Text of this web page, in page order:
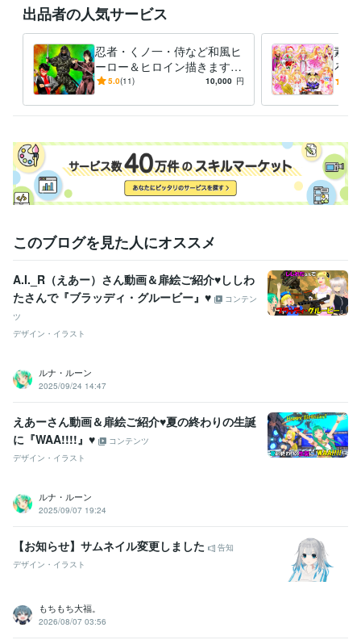
イラスト作成・漫画制作 イラスト　ロゴ　デザイン　動画　小説
ラスト　ロゴ　デザイン　動画　小説
アニメ コミック 特撮 ゲーム
出品者の人気サービス
忍者・くノ一・侍など和風ヒ
ーロー＆ヒロイン描きます
いかなるご指示でもイラスト
5.0(11) 10,000 円
素敵
ろな
ご希
このブログを見た人にオススメ
A.I._R（えあー）さん動画＆扉絵ご紹介♥ししわ
たさんで『ブラッディ・グルービー』♥
コンテン
ツ
デザイン・イラスト
ルナ・ルーン
2025/09/24 14:47
えあーさん動画＆扉絵ご紹介♥夏の終わりの生誕
に『WAA!!!!』♥
コンテンツ
デザイン・イラスト
ルナ・ルーン
2025/09/07 19:24
【お知らせ】サムネイル変更しました
告知
デザイン・イラスト
もちもち大福。
2026/08/07 03:56